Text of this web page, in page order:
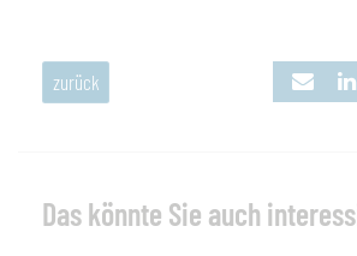
zurück
Das könnte Sie auch